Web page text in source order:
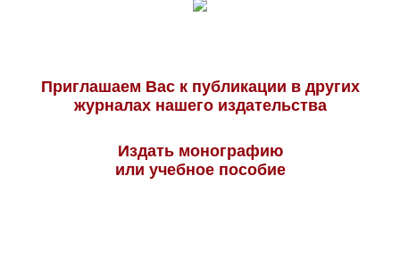
Приглашаем Вас к публикации в других
журналах нашего издательства
Издать монографию
или учебное пособие